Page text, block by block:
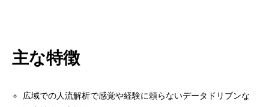
主な特徴
広域での人流解析で感覚や経験に頼らないデータドリブンな